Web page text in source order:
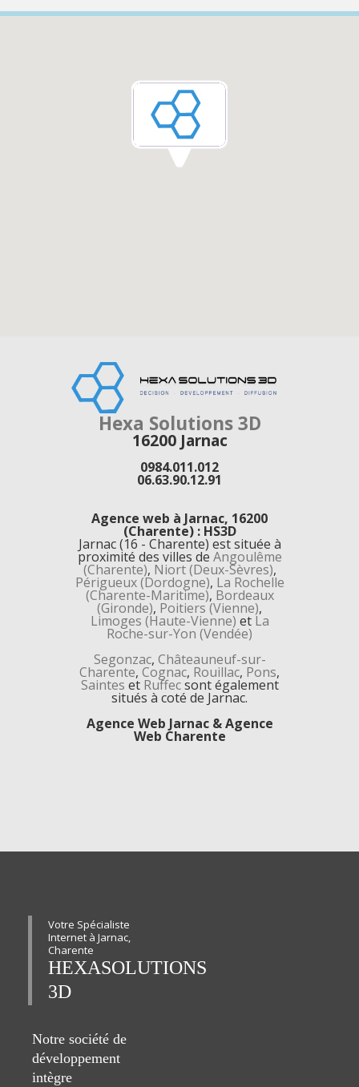
Hexa Solutions 3D
16200 Jarnac
0984.011.012
06.63.90.12.91
Agence web à Jarnac, 16200
(Charente) : HS3D
Jarnac (16 - Charente) est située à
proximité des villes de Angoulême
(Charente), Niort (Deux-Sèvres),
Périgueux (Dordogne), La Rochelle
(Charente-Maritime), Bordeaux
(Gironde), Poitiers (Vienne),
Limoges (Haute-Vienne) et La
Roche-sur-Yon (Vendée)
Segonzac, Châteauneuf-sur-
Charente, Cognac, Rouillac, Pons,
Saintes et Ruffecsont également
situés à coté de Jarnac.
Agence Web Jarnac & Agence
Web Charente
Votre Spécialiste
Internet à Jarnac,
Charente
HEXASOLUTIONS
3D
Notre société de
développement
intègre